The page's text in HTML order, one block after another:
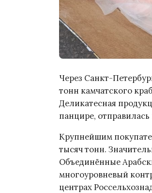
Через Санкт-
тонн камчатского
Деликатесная
панцире,
Крупнейшим
тысяч тонн.
Объединённые
многоуровневый
центрах